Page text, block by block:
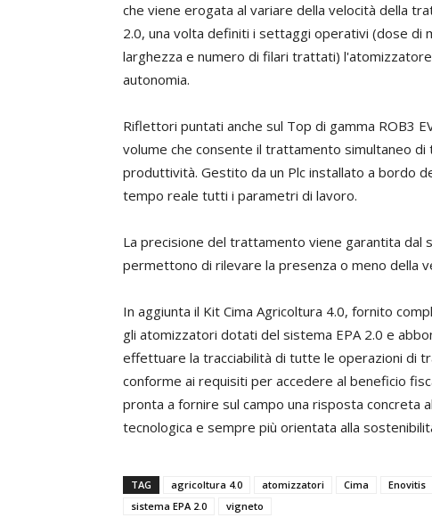
che viene erogata al variare della velocità della
2.0, una volta definiti i settaggi operativi (dose di
larghezza e numero di filari trattati)
autonomia.
Riflettori puntati anche sul Top di gamma ROB3
volume che consente il trattamento simultaneo
produttività. Gestito da un Plc installato a bordo
tempo reale tutti i parametri di lavoro.
La precisione del trattamento viene garantita dal
permettono di rilevare la presenza o meno della
In aggiunta il Kit Cima Agricoltura 4.0, fornito
gli atomizzatori dotati del sistema EPA 2.0 e
effettuare la tracciabilità di tutte le operazioni di
conforme ai requisiti per accedere al beneficio
pronta a fornire sul campo una risposta concreta
tecnologica e sempre più orientata alla
TAG agricoltura 4.0 atomizzatori Cima Enovitis
sistema EPA 2.0
vigneto